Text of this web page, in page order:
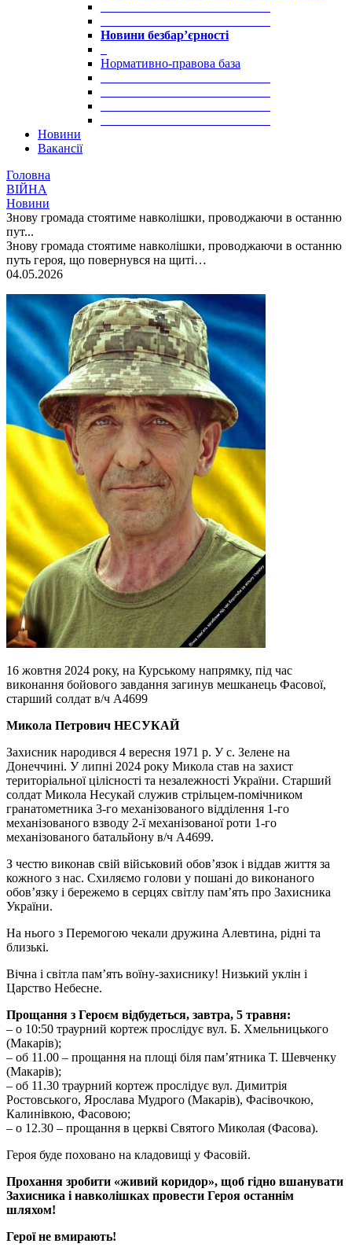
Новини безбар’єрності
Нормативно-правова база
Новини
Вакансії
Головна
ВІЙНА
Новини
Знову громада стоятиме навколішки, проводжаючи в останню
пут...
Знову громада стоятиме навколішки, проводжаючи в останню
путь героя, що повернувся на щиті…
04.05.2026
16 жовтня 2024 року, на Курському напрямку, під час
виконання бойового завдання загинув мешканець Фасової,
старший солдат в/ч А4699
Микола Петрович НЕСУКАЙ
Захисник народився 4 вересня 1971 р. У с. Зелене на
Донеччині. У липні 2024 року Микола став на захист
територіальної цілісності та незалежності України. Старший
солдат Микола Несукай служив стрільцем-помічником
гранатометника 3-го механізованого відділення 1-го
механізованого взводу 2-ї механізованої роти 1-го
механізованого батальйону в/ч А4699.
З честю виконав свій військовий обов’язок і віддав життя за
кожного з нас. Схиляємо голови у пошані до виконаного
обов’язку і бережемо в серцях світлу пам’ять про Захисника
України.
На нього з Перемогою чекали дружина Алевтина, рідні та
близькі.
Вічна і світла пам’ять воїну-захиснику! Низький уклін і
Царство Небесне.
Прощання з Героєм відбудеться, завтра, 5 травня:
– о 10:50 траурний кортеж прослідує вул. Б. Хмельницького
(Макарів);
– об 11.00 – прощання на площі біля пам’ятника Т. Шевченку
(Макарів);
– об 11.30 траурний кортеж прослідує вул. Димитрія
Ростовського, Ярослава Мудрого (Макарів), Фасівочкою,
Калинівкою, Фасовою;
– о 12.30 – прощання в церкві Святого Миколая (Фасова).
Героя буде поховано на кладовищі у Фасовій.
Прохання зробити «живий коридор», щоб гідно вшанувати
Захисника і навколішках провести Героя останнім
шляхом!
Герої не вмирають!